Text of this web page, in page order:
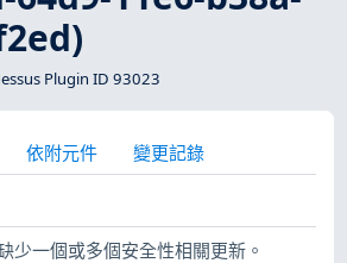
Plugin ID 93023
依附元件 變更記錄
少一個或多個安全性相關更新。